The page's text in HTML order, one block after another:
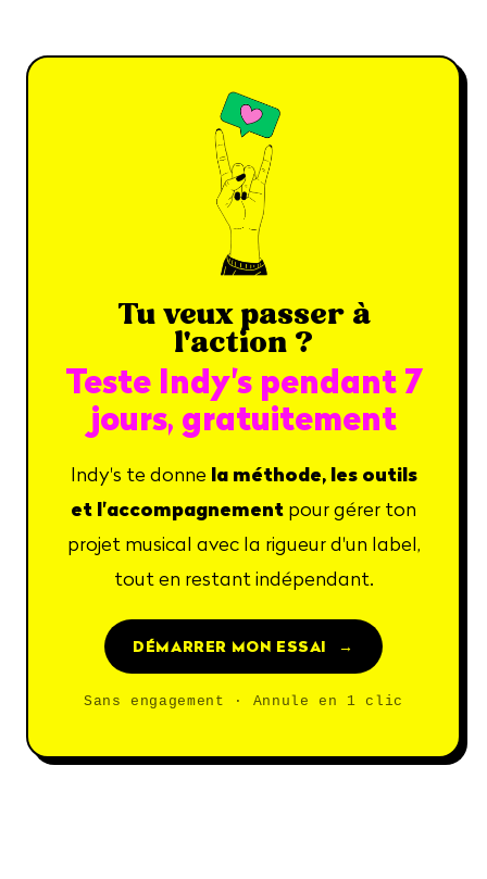
Tu veux passer à
l'action ?
Teste Indy's pendant 7
jours, gratuitement
Indy's te donne la méthode, les outils
et l'accompagnement pour gérer ton
projet musical avec la rigueur d'un label,
tout en restant indépendant.
DÉMARRER MON ESSAI →
Sans engagement · Annule en 1 clic